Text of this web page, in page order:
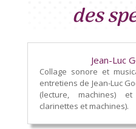
des
Jean-Luc
Collage sonore et
entretiens de Jean-Luc
(lecture, machines)
clarinettes et machines).